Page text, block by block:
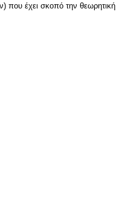
που έχει σκοπό την θεωρητική